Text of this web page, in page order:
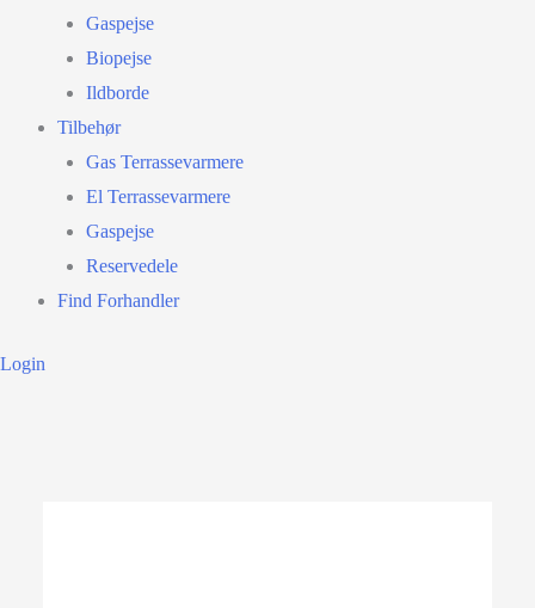
Gaspejse
Biopejse
Ildborde
Tilbehør
Gas Terrassevarmere
El Terrassevarmere
Gaspejse
Reservedele
Find Forhandler
Login